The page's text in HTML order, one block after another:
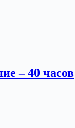
– 40 часов